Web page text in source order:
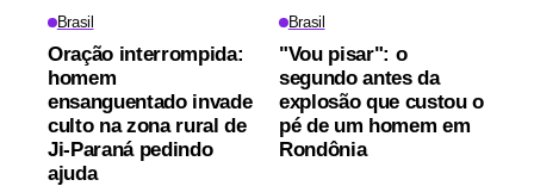
Brasil
Oração interrompida:
homem
ensanguentado invade
culto na zona rural de
Ji-Paraná pedindo
ajuda
Brasil
"Vou pisar": o
segundo antes da
explosão que custou o
pé de um homem em
Rondônia